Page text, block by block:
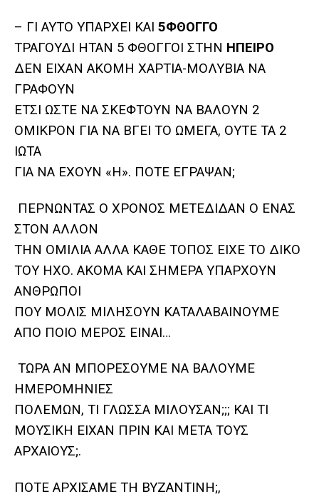
– ΓΙ ΑΥΤΟ ΥΠΑΡΧΕΙ ΚΑΙ 5ΦΘΟΓΓΟ
ΤΡΑΓΟΥΔΙ ΗΤΑΝ 5 ΦΘΟΓΓΟΙ ΣΤΗΝ ΗΠΕΙΡΟ
ΔΕΝ ΕΙΧΑΝ ΑΚΟΜΗ ΧΑΡΤΙΑ-ΜΟΛΥΒΙΑ ΝΑ
ΓΡΑΦΟΥΝ
ΕΤΣΙ ΩΣΤΕ ΝΑ ΣΚΕΦΤΟΥΝ ΝΑ ΒΑΛΟΥΝ 2
ΟΜΙΚΡΟΝ ΓΙΑ ΝΑ ΒΓΕΙ ΤΟ ΩΜΕΓΑ, ΟΥΤΕ ΤΑ 2
ΙΩΤΑ
ΓΙΑ ΝΑ ΕΧΟΥΝ «Η». ΠΟΤΕ ΕΓΡΑΨΑΝ;
ΠΕΡΝΩΝΤΑΣ Ο ΧΡΟΝΟΣ ΜΕΤΕΔΙΔΑΝ Ο ΕΝΑΣ
ΣΤΟΝ ΑΛΛΟΝ
ΤΗΝ ΟΜΙΛΙΑ ΑΛΛΑ ΚΑΘΕ ΤΟΠΟΣ ΕΙΧΕ ΤΟ ΔΙΚΟ
ΤΟΥ ΗΧΟ. ΑΚΟΜΑ ΚΑΙ ΣΗΜΕΡΑ ΥΠΑΡΧΟΥΝ
ΑΝΘΡΩΠΟΙ
ΠΟΥ ΜΟΛΙΣ ΜΙΛΗΣΟΥΝ ΚΑΤΑΛΑΒΑΙΝΟΥΜΕ
ΑΠΟ ΠΟΙΟ ΜΕΡΟΣ ΕΙΝΑΙ…
ΤΩΡΑ ΑΝ ΜΠΟΡΕΣΟΥΜΕ ΝΑ ΒΑΛΟΥΜΕ
ΗΜΕΡΟΜΗΝΙΕΣ
ΠΟΛΕΜΩΝ, ΤΙ ΓΛΩΣΣΑ ΜΙΛΟΥΣΑΝ;;; ΚΑΙ ΤΙ
ΜΟΥΣΙΚΗ ΕΙΧΑΝ ΠΡΙΝ ΚΑΙ ΜΕΤΑ ΤΟΥΣ
ΑΡΧΑΙΟΥΣ;.
ΠΟΤΕ ΑΡΧΙΣΑΜΕ ΤΗ ΒΥΖΑΝΤΙΝΗ;,